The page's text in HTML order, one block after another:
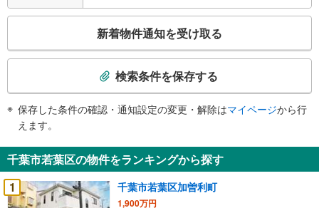
検
知
を
受
け
新着物件通知を受け取る
検索条件を保存する
保存した条件の確認・通知設定の変更・解除はマイページから行
えます。
千葉市若葉区の物件をランキングから探す
1
千葉市若葉区加曽利町
1,900万円